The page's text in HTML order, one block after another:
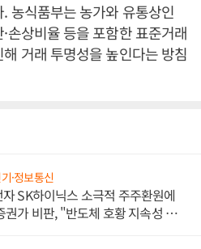
농식품부는 농가와 유통상인
손상비율 등을 포함한 표준거래
거래 투명성을 높인다는 방침
·정보통신
SK하이닉스 소극적 주주환원에
권가 비판, "반도체 호황 지속성 의